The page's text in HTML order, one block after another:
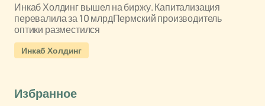
Инкаб Холдинг вышел на биржу. Капитализация
перевалила за 10 млрдПермский производитель
оптики разместился
Инкаб Холдинг
Избранное